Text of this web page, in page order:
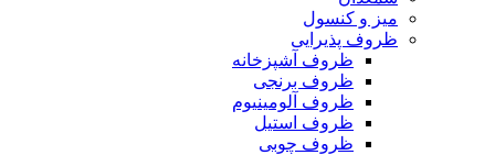
میز و کنسول
ظروف پذیرایی
ظروف آشپزخانه
ظروف برنجی
ظروف آلومینیوم
ظروف استیل
ظروف چوبی